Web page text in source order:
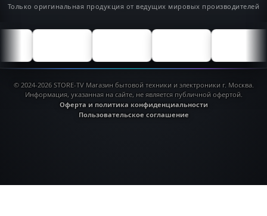
+7 (495) 968-04-68
г. Москва, ТЦ Можайский двор,
Только оригинальная продукция от ведущих мировых производителей
© 2024-2026 STORE-TV Магазин бытовой техники и электроники г. Москва.
Информация, указанная на сайте, не является публичной офертой.
Оферта и политика конфиденциальности
Пользовательское соглашение